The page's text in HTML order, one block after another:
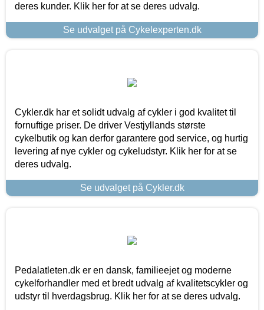
deres kunder. Klik her for at se deres udvalg.
Se udvalget på Cykelexperten.dk
Cykler.dk har et solidt udvalg af cykler i god kvalitet til
fornuftige priser. De driver Vestjyllands største
cykelbutik og kan derfor garantere god service, og hurtig
levering af nye cykler og cykeludstyr. Klik her for at se
deres udvalg.
Se udvalget på Cykler.dk
Pedalatleten.dk er en dansk, familieejet og moderne
cykelforhandler med et bredt udvalg af kvalitetscykler og
udstyr til hverdagsbrug. Klik her for at se deres udvalg.